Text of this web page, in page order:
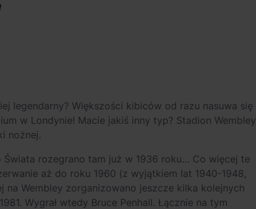
legendarny? Większości kibiców od razu nasuwa się
w Londynie! Macie jakiś inny typ? Stadion Wembley
nożnej.
rozegrano tam już w 1936 roku… Co więcej te
aż do roku 1960 (z wyjątkiem lat 1940-1948,
na Wembley zorganizowano jeszcze kilka kolejnych
Wygrał wtedy Bruce Penhall. Łącznie na tym